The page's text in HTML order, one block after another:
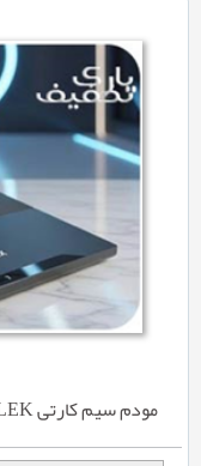
مودم سیم کارتی T-ELEK مدل TW800 ۴G